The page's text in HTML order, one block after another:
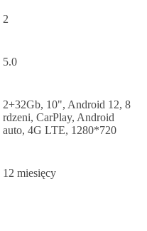
2
5.0
2+32Gb, 10", Android 12, 8
rdzeni, CarPlay, Android
auto, 4G LTE, 1280*720
12 miesięcy